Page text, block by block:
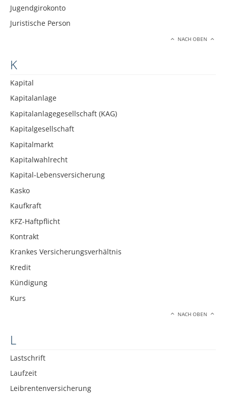
Jugendgirokonto
Juristische Person
NACH OBEN
K
Kapital
Kapitalanlage
Kapitalanlagegesellschaft (KAG)
Kapitalgesellschaft
Kapitalmarkt
Kapitalwahlrecht
Kapital-Lebensversicherung
Kasko
Kaufkraft
KFZ-Haftpflicht
Kontrakt
Krankes Versicherungsverhältnis
Kredit
Kündigung
Kurs
NACH OBEN
L
Lastschrift
Laufzeit
Leibrentenversicherung